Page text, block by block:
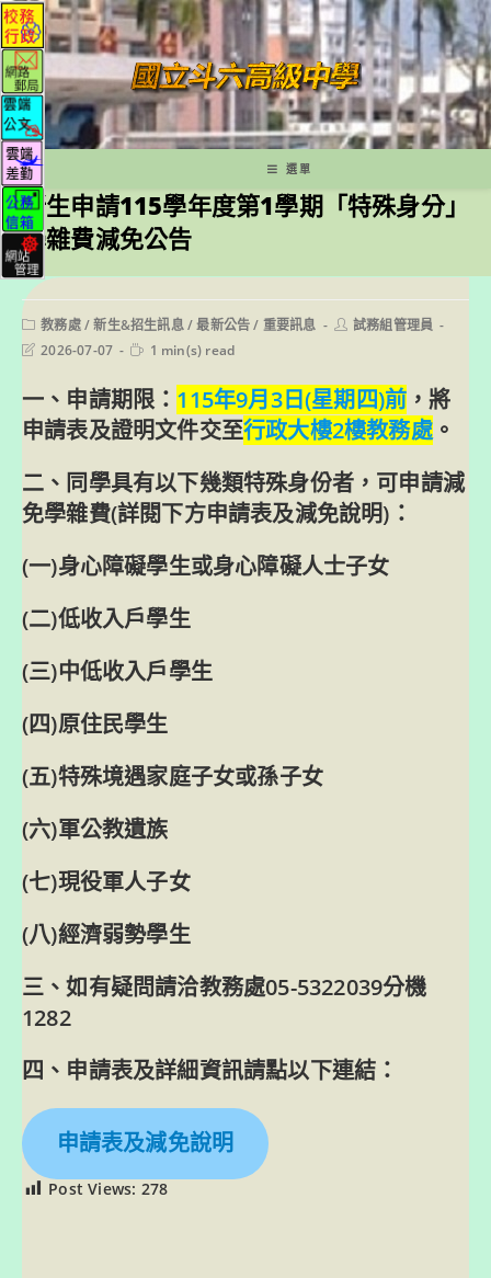
跳
轉
至
主
要
內
容
選單
新生申請115學年度第1學期「特殊身分」
學雜費減免公告
Post
category:
教務處/ 新生&招生訊息/ 最新公告 / 重要訊息
Post試務組管理員
Post2026-07-07
Reading
1 min(s) read
一、申請期限： 115年9月3日(星期四)前 ，將
申請表及證明文件交至行政大樓2樓教務處。
二、同學具有以下幾類特殊身份者，可申請減
免學雜費(詳閱下方申請表及減免說明)：
(一)身心障礙學生或身心障礙人士子女
(二)低收入戶學生
(三)中低收入戶學生
(四)原住民學生
(五)特殊境遇家庭子女或孫子女
(六)軍公教遺族
(七)現役軍人子女
(八)經濟弱勢學生
三、如有疑問請洽教務處05-5322039分機
1282
四、申請表及詳細資訊請點以下連結：
申請表及減免說明
Post Views: 278